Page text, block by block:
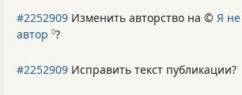
#2252909 Изменить авторство на © Я
автор 0?
#2252909 Исправить текст публикации?